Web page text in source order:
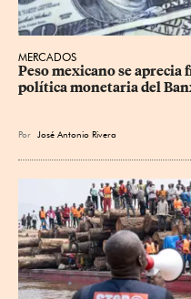
MERCADOS
Peso mexicano se
política monetaria del
Por José Antonio Rivera